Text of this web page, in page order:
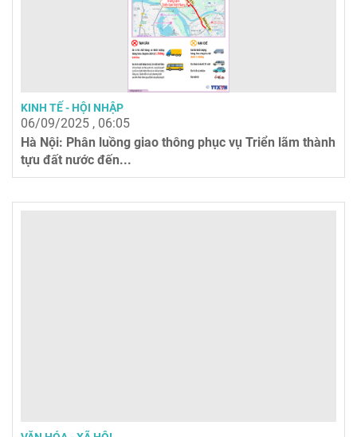
KINH TẾ - HỘI NHẬP
06/09/2025 , 06:05
Hà Nội: Phân luồng giao thông phục vụ Triển lãm thành
tựu đất nước đến...